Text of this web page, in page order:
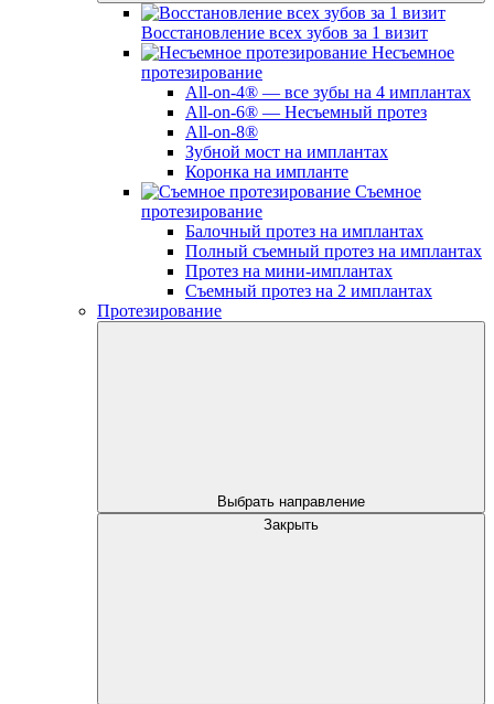
Восстановление всех зубов за 1 визит
Несъемное
протезирование
All-on-4® — все зубы на 4 имплантах
All-on-6® — Несъемный протез
All-on-8®
Зубной мост на имплантах
Коронка на импланте
Съемное
протезирование
Балочный протез на имплантах
Полный съемный протез на имплантах
Протез на мини-имплантах
Съемный протез на 2 имплантах
Протезирование
Выбрать направление
Закрыть